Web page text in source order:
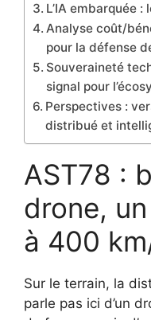
L’IA embarquée
Analyse coût/
pour la défense
Souveraineté
signal pour
Perspectives :
distribué et
AST78 :
drone,
à 400
Sur le terrain, la
parle pas ici d’un